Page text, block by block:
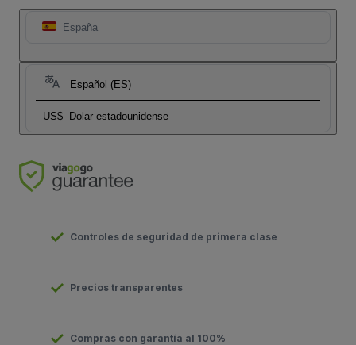
España
Español (ES)
US$ Dolar estadounidense
Controles de seguridad de primera clase
Precios transparentes
Compras con garantía al 100%